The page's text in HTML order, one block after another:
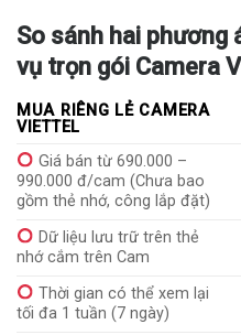
So sánh hai phương
vụ trọn gói Camera
MUA RIÊNG LẺ CAMERA
VIETTEL
Giá bán từ 690.000 –
990.000 đ/cam (Chưa bao
gồm thẻ nhớ, công lắp đặt)
Dữ liệu lưu trữ trên thẻ
nhớ cắm trên Cam
Thời gian có thể xem lại
tối đa 1 tuần (7 ngày)